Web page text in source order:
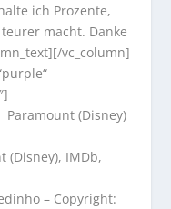
ich Prozente,
macht. Danke
vc_column]
Paramount (Disney)
(Disney), IMDb,
– Copyright: